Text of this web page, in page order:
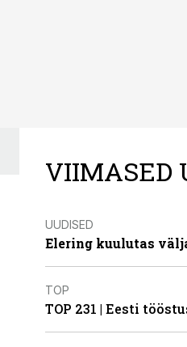
VIIMASED
UUDISED
Elering kuulutas
TOP
TOP 231 | Eesti